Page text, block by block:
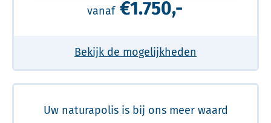
vanaf €1.750,-
Bekijk de mogelijkheden
Uw naturapolis is bij ons meer waard